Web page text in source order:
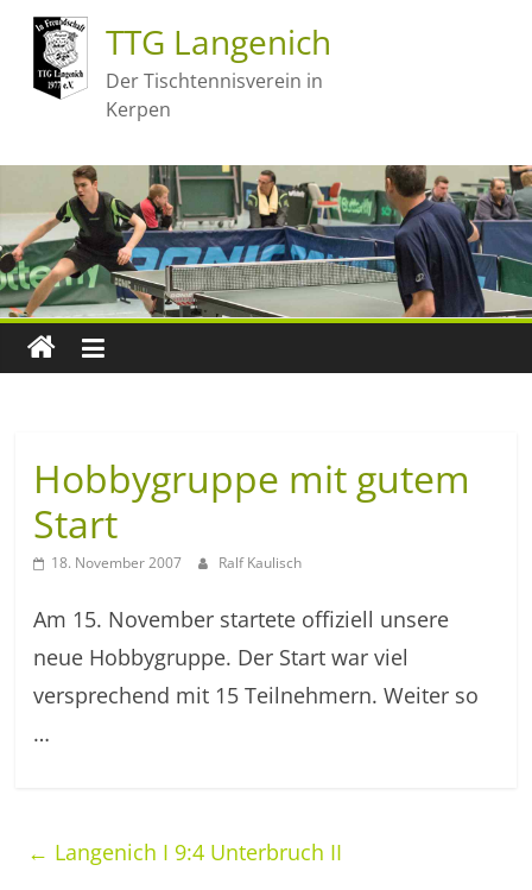
TTG Langenich
Der Tischtennisverein in
Kerpen
Hobbygruppe mit gutem
Start
18. November 2007 Ralf Kaulisch
Am 15. November startete offiziell unsere
neue Hobbygruppe. Der Start war viel
versprechend mit 15 Teilnehmern. Weiter so
…
← Langenich I 9:4 Unterbruch II